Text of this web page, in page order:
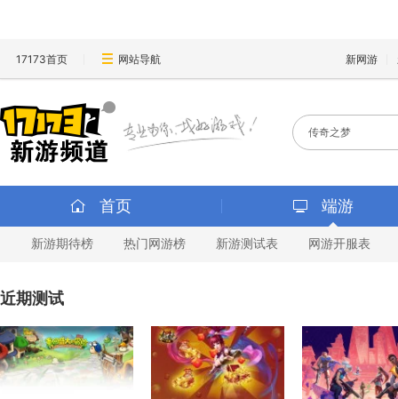
17173首页 网站导航 新网游
首页 端游
新游期待榜 热门网游榜 新游测试表 网游开服表
近期测试